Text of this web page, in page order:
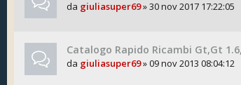
da giuliasuper69» 30 nov 2017 17:22:05
Catalogo Rapido Ricambi Gt,Gt
da giuliasuper69» 09 nov 2013 08:04:12